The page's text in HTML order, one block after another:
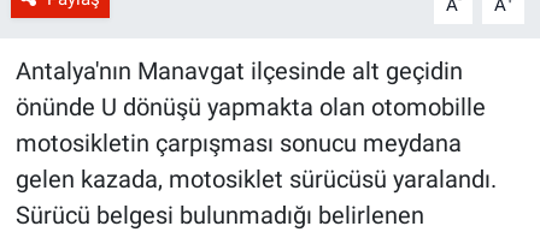
Antalya'nın Manavgat ilçesinde alt geçidin
önünde U dönüşü yapmakta olan otomobille
motosikletin çarpışması sonucu meydana
gelen kazada, motosiklet sürücüsü yaralandı.
Sürücü belgesi bulunmadığı belirlenen